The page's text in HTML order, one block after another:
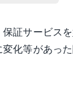
証サービス
化等があっ